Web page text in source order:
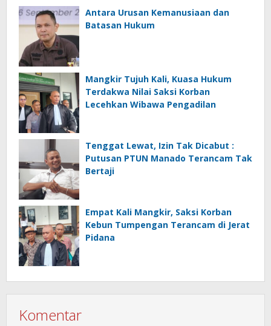
Antara Urusan Kemanusiaan dan
Batasan Hukum
Mangkir Tujuh Kali, Kuasa Hukum
Terdakwa Nilai Saksi Korban
Lecehkan Wibawa Pengadilan
Tenggat Lewat, Izin Tak Dicabut :
Putusan PTUN Manado Terancam Tak
Bertaji
Empat Kali Mangkir, Saksi Korban
Kebun Tumpengan Terancam di Jerat
Komentar